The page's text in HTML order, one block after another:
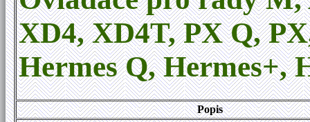
XD4, XD4T, PX Q,
Hermes Q,Hermes+,
Popis